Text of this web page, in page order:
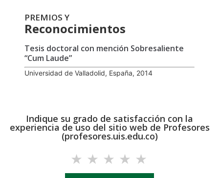
PREMIOS Y
Reconocimientos
Tesis doctoral con mención Sobresaliente
“Cum Laude”
Universidad de Valladolid, España, 2014
Indique su grado de satisfacción con la
experiencia de uso del sitio web de Profesores
(profesores.uis.edu.co)